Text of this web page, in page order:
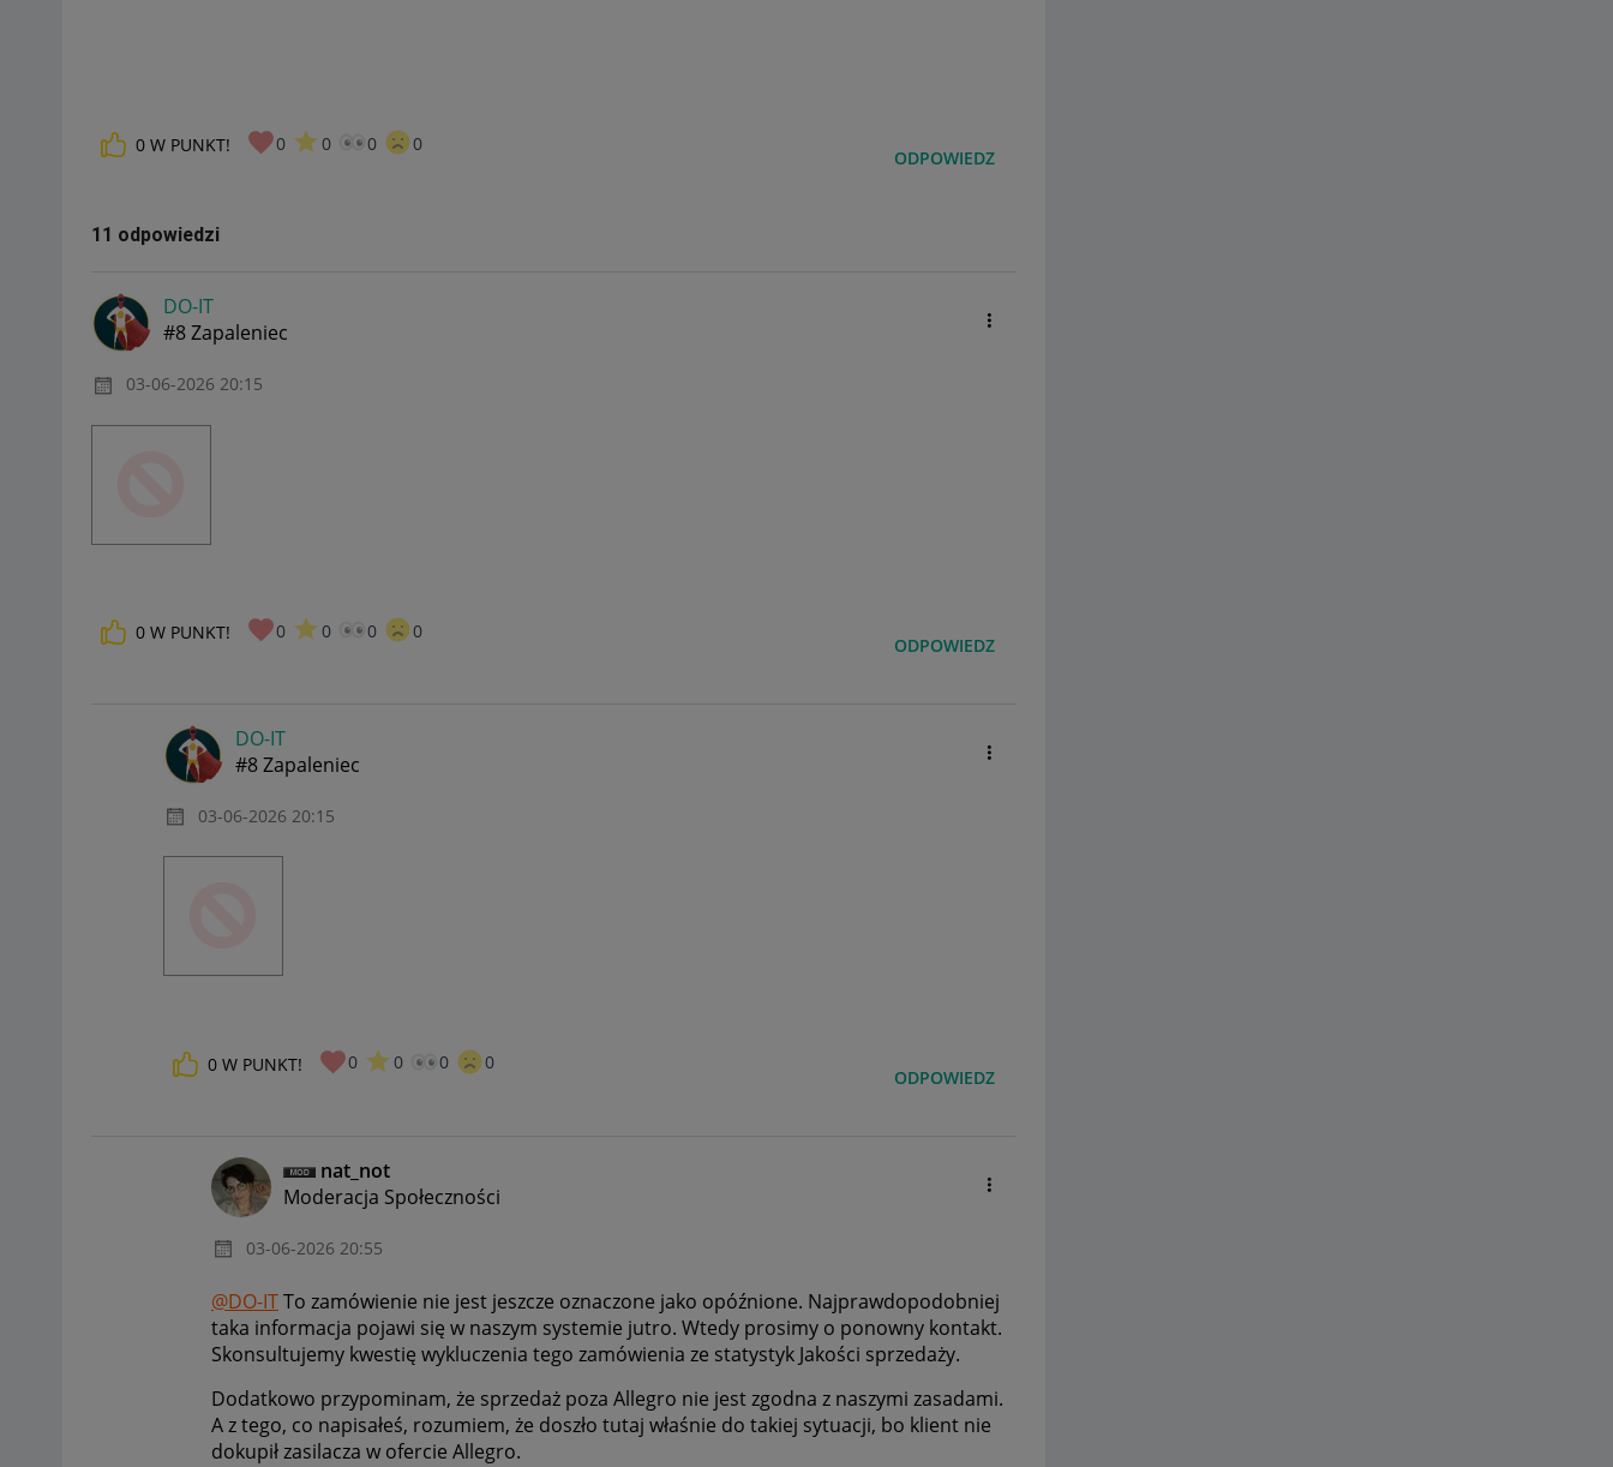
0 W PUNKT! 0 0 0 0
ODPOWIEDZ
11 odpowiedzi
DO-IT
#8 Zapaleniec
‎03-06-2026 20:15
0 W PUNKT! 0 0 0 0
ODPOWIEDZ
DO-IT
#8 Zapaleniec
‎03-06-2026 20:15
0 W PUNKT! 0 0 0 0
ODPOWIEDZ
nat_not
Moderacja Społeczności
‎03-06-2026 20:55
@DO-ITTo zamówienie nie jest jeszcze oznaczone jako opóźnione. Najprawdopodobniej
taka informacja pojawi się w naszym systemie jutro. Wtedy prosimy o ponowny kontakt.
Skonsultujemy kwestię wykluczenia tego zamówienia ze statystyk Jakości sprzedaży.
Dodatkowo przypominam, że sprzedaż poza Allegro nie jest zgodna z naszymi zasadami.
A z tego, co napisałeś, rozumiem, że doszło tutaj właśnie do takiej sytuacji, bo klient nie
dokupił zasilacza w ofercie Allegro.